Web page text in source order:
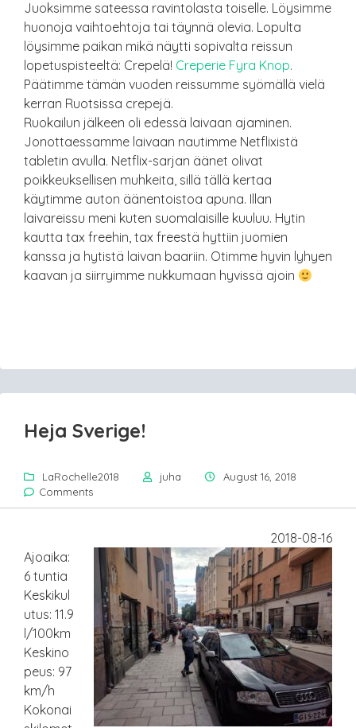
Juoksimme sateessa ravintolasta toiselle. Löysimme
huonoja vaihtoehtoja tai täynnä olevia. Lopulta
löysimme paikan mikä näytti sopivalta reissun
lopetuspisteeltä: Crepelä! Creperie Fyra Knop.
Päätimme tämän vuoden reissumme syömällä vielä
kerran Ruotsissa crepejä.
Ruokailun jälkeen oli edessä laivaan ajaminen.
Jonottaessamme laivaan nautimme Netflixistä
tabletin avulla. Netflix-sarjan äänet olivat
poikkeuksellisen muhkeita, sillä tällä kertaa
käytimme auton äänentoistoa apuna. Illan
laivareissu meni kuten suomalaisille kuuluu. Hytin
kautta tax freehin, tax freestä hyttiin juomien
kanssa ja hytistä laivan baariin. Otimme hyvin lyhyen
kaavan ja siirryimme nukkumaan hyvissä ajoin
Heja Sverige!
LaRochelle2018 juha
August 16, 2018
Comments
2018-08-16
Ajoaika:
6 tuntia
Keskikul
utus: 11.9
l/100km
Keskino
peus: 97
km/h
Kokonai